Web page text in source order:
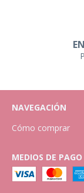
NAVEGACIÓN
Cómo comprar
MEDIOS DE PAGO